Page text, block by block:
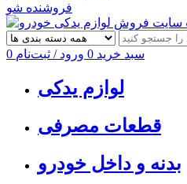
فروشنده شو
0 سبد خرید 0 ورود / ثبت‌نام
لوازم یدکی
قطعات مصرفی
بدنه و داخل خودرو